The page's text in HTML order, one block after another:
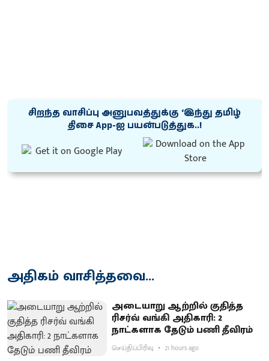
சிறந்த வாசிப்பு அனுபவத்துக்கு ‘இந்து தமிழ்
திசை App-ஐ பயன்படுத்துக..!
அதிகம் வாசித்தவை...
அடையாறு ஆற்றில் குதித்த
ரிசர்வ் வங்கி அதிகாரி: 2
நாட்களாக தேடும் பணி தீவிரம்
செய்திப்பிரிவு 21 hours ago